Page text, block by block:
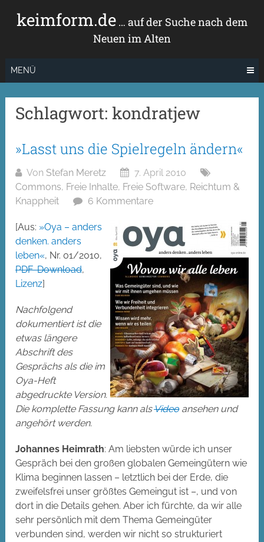
Inhaltkeimform.de… auf der Suche nach dem
Neuen im Alten
MENÜ
Schlagwort:kondratjew
»Lasst uns die Spielregeln ändern«
Von Stefan Meretz
7. April 2010
Commons, Freie Inhalte, Freie Software, Reichtum &
Knappheit
6 Kommentare
[Aus: »Oya – anders
denken. anders
leben«, Nr. 01/2010,
PDF-Download,
Lizenz]
Nachfolgend
dokumentiert ist die
etwas längere
Abschrift des
Gesprächs als die im
Oya-Heft
abgedruckte Version.
Die komplette Fassung kann alsVideoansehen und
angehört werden.
Johannes Heimrath: Am liebsten würde ich unser
Gespräch bei den großen globalen Gemeingütern wie
Klima beginnen lassen – letztlich bei der Erde, die
zweifelsfrei unser größtes Gemeingut ist –, und von
dort in die Details gehen. Aber ich fürchte, da wir alle
sehr persönlich mit dem Thema Gemeingüter
verbunden sind, werden wir nicht so strukturiert